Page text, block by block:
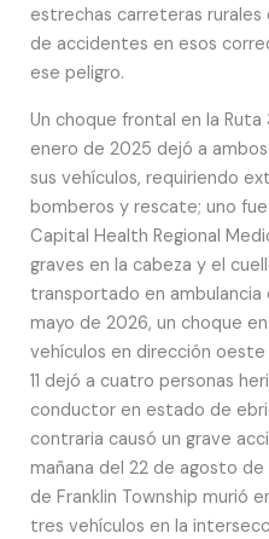
estrechas carreteras
de accidentes en esos
ese peligro.
Un choque frontal en la Ruta
enero de 2025 dejó a
sus vehículos, requiriendo
bomberos y rescate; uno
Capital Health Regional
graves en la cabeza y el
transportado en ambulancia
mayo de 2026, un choque
vehículos en dirección
11 dejó a cuatro personas
conductor en estado de
contraria causó un grave
mañana del 22 de agosto de
de Franklin Township murió
tres vehículos en la